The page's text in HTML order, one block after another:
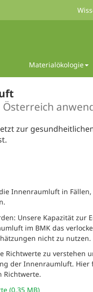
Materialökologie
zur
Innenraumluft in
Unsere Kapazität zur
im BMK das
nicht zu nutzen.
Richtwerte zu verstehen
der Innenraumluft. Hier
Richtwerte.
(0,35 MB)